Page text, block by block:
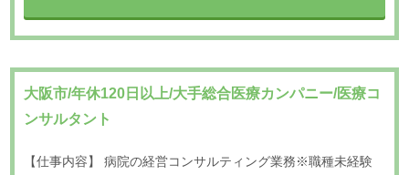
大阪市/年休120日以上/大手総合医療カンパニー/医療コ
ンサルタント
【仕事内容】 病院の経営コンサルティング業務※職種未経験